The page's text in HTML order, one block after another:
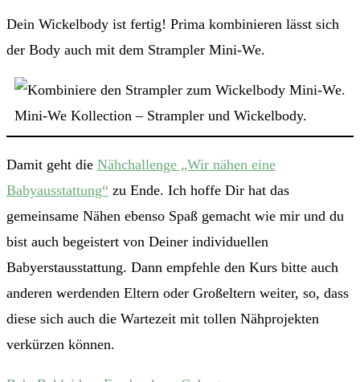
Dein Wickelbody ist fertig! Prima kombinieren lässt sich
der Body auch mit dem Strampler Mini-We.
Mini-We Kollection – Strampler und Wickelbody.
Damit geht die Nähchallenge „Wir nähen eine
Babyausstattung“ zu Ende. Ich hoffe Dir hat das
gemeinsame Nähen ebenso Spaß gemacht wie mir und du
bist auch begeistert von Deiner individuellen
Babyerstausstattung. Dann empfehle den Kurs bitte auch
anderen werdenden Eltern oder Großeltern weiter, so, dass
diese sich auch die Wartezeit mit tollen Nähprojekten
verkürzen können.